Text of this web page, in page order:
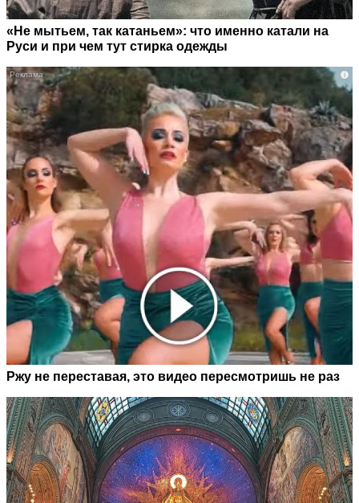
«Не мытьем, так катаньем»: что именно катали на
Руси и при чем тут стирка одежды
i
Ржу не переставая, это видео пересмотришь не раз